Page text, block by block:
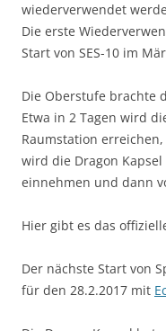
wiederverwendet
Die erste
Start von SES-10 im
Die Oberstufe brachte
Etwa in 2 Tagen wird
Raumstation
wird die Dragon
einnehmen und dann
Hier gibt es das
Der nächste Start von
für den 28.2.2017 mit